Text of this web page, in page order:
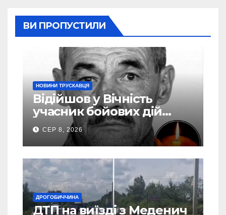
ВИ ПРОПУСТИЛИ
НОВИНИ ТРУСКАВЦЯ
Відійшов у Вічність
учасник бойових дій
Василь Іваникович зі
Станилі
СЕР 8, 2026
ДРОГОБИЧЧИНА
ДТП на виїзді з Меденич